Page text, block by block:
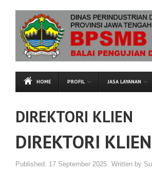
HOME PROFIL JASA LAYANAN
DIREKTORI KLIEN
DIREKTORI KLIEN
Published: 17 September 2025 Written by